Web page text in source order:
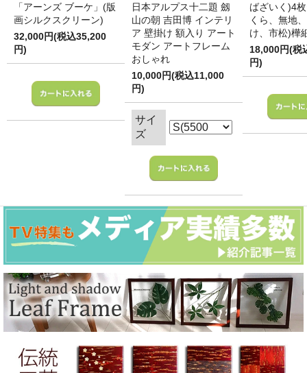
「アーンズ ブーケ」(版
画シルクスクリーン)
32,000円(税込35,200
円)
日本アルプス十二題 劔
山の朝 吉田博 インテリ
ア 壁掛け 額入り アート
モダン アートフレーム
おしゃれ
10,000円(税込11,000
円)
サイ
ズ
ばざいく)4
くら、無地
け、市松)樺
18,000円(税
円)